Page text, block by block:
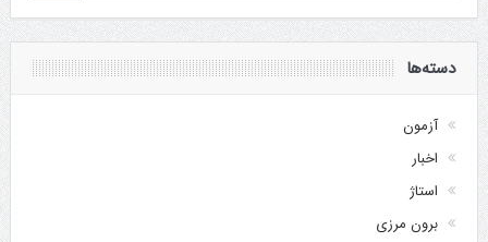
دسته‌ها
آزمون
اخبار
استاژ
برون مرزی